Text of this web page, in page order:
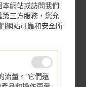
0+5）。
特點，在於其經
證的70小時動力
，如果在週五晚上
可正常使用，無需
網站或訪問我們
第三方服務，您允
網站可靠和安全所
流量。 它們還